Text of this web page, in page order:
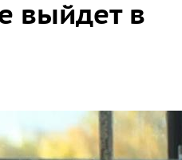
выйдет в